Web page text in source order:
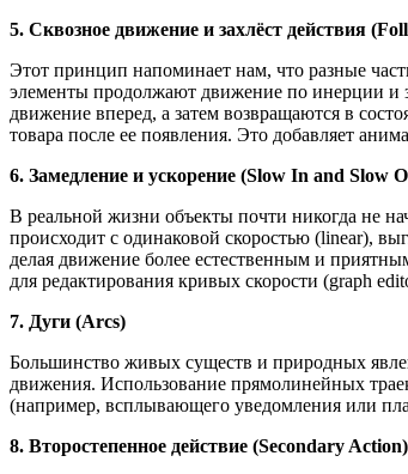
5. Сквозное движение и захлёст действия
Этот принцип напоминает нам, что разные
элементы продолжают движение по инерции и
движение вперед, а затем возвращаются в
товара после ее появления. Это добавляет
6. Замедление и ускорение (Slow In and Slow
В реальной жизни объекты почти никогда не
происходит с одинаковой скоростью (linear),
делая движение более естественным и
для редактирования кривых скорости (graph
7. Дуги (Arcs)
Большинство живых существ и природных
движения. Использование прямолинейных
(например, всплывающего уведомления или
8. Второстепенное действие (Secondary Action)